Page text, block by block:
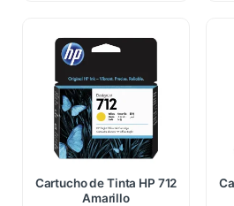
Cartucho de Tinta HP 712
Amarillo